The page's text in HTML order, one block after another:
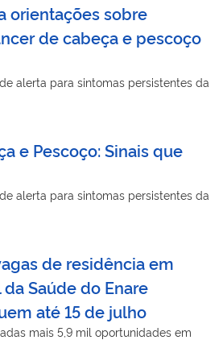
orientações sobre
de cabeça e pescoço
alerta para sintomas persistentes da
e Pescoço: Sinais que
alerta para sintomas persistentes da
de residência em
Saúde do Enare
até 15 de julho
mais 5,9 mil oportunidades em